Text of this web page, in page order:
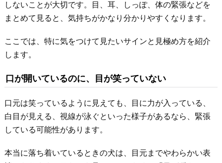
しないことが大切です。目、耳、しっぽ、体の緊張などを
まとめて見ると、気持ちがかなり分かりやすくなります。
ここでは、特に気をつけて見たいサインと見極め方を紹介
します。
口が開いているのに、目が笑っていない
口元は笑っているように見えても、目に力が入っている、
白目が見える、視線が泳ぐといった様子があるなら、緊張
している可能性があります。
本当に落ち着いているときの犬は、目元までやわらかい表